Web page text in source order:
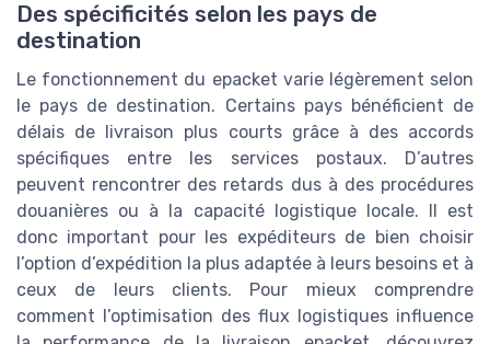
Des spécificités selon les pays de
destination
Le fonctionnement du epacket varie légèrement selon
le pays de destination. Certains pays bénéficient de
délais de livraison plus courts grâce à des accords
spécifiques entre les services postaux. D’autres
peuvent rencontrer des retards dus à des procédures
douanières ou à la capacité logistique locale. Il est
donc important pour les expéditeurs de bien choisir
l’option d’expédition la plus adaptée à leurs besoins et à
ceux de leurs clients. Pour mieux comprendre
comment l’optimisation des flux logistiques influence